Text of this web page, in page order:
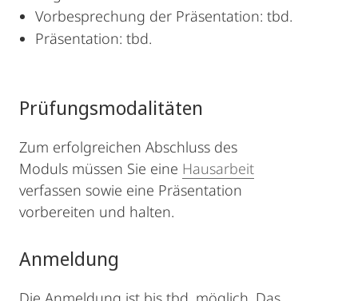
Vorbesprechung der Präsentation: tbd.
Präsentation: tbd.
Prüfungsmodalitäten
Zum erfolgreichen Abschluss des
Moduls müssen Sie eine Hausarbeit
verfassen sowie eine Präsentation
vorbereiten und halten.
Anmeldung